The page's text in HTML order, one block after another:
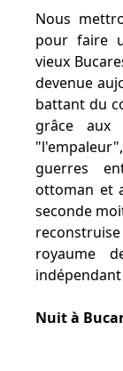
Nous
pour faire
vieux
devenue
battant du
grâce
guerres
ottoman et
seconde
royaume
Nuit à